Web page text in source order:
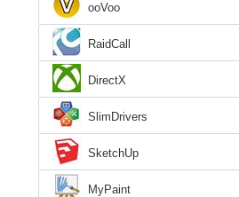
ooVoo
RaidCall
DirectX
SlimDrivers
SketchUp
MyPaint